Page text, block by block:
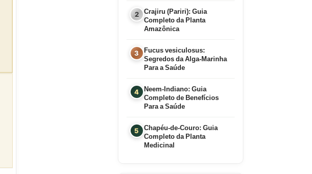
Crajiru (Pariri): Guia
Completo da Planta
Amazônica
Fucus vesiculosus:
Segredos da Alga-Marinha
Para a Saúde
Neem-Indiano: Guia
Completo de Benefícios
Para a Saúde
Chapéu-de-Couro: Guia
Completo da Planta
Medicinal